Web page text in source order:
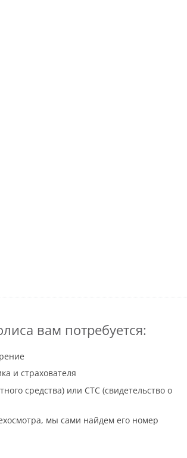
вам потребуется:
и страхователя
средства) или СТС (свидетельство о
мы сами найдем его номер